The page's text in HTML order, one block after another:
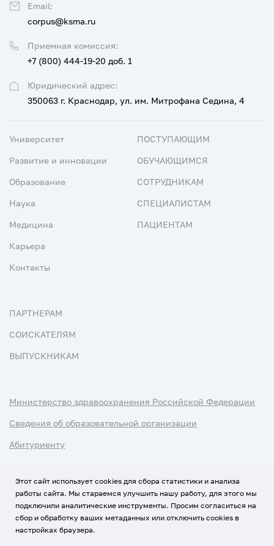
Юридический адрес:
350063 г. Краснодар, ул. им. Митрофана Седина, 4
Приемная комиссия:
+7 (800) 444-19-20 доб. 1
Email:
corpus@ksma.ru
Университет
Развитие и инновации
Образование
Наука
Медицина
Карьера
Контакты
ПОСТУПАЮЩИМ
ОБУЧАЮЩИМСЯ
СОТРУДНИКАМ
СПЕЦИАЛИСТАМ
ПАЦИЕНТАМ
ПАРТНЕРАМ
СОИСКАТЕЛЯМ
ВЫПУСКНИКАМ
Министерство здравоохранения Российской Федерации
Сведения об образовательной организации
Абитуриенту
Использование Cookies
Политика обработки персональных данных
Этот сайт использует cookies для сбора статистики и анализа
работы сайта. Мы стараемся улучшить нашу работу, для этого мы
подключили аналитические инструменты. Просим согласиться на
сбор и обработку ваших метаданных или отключить cookies в
настройках браузера.